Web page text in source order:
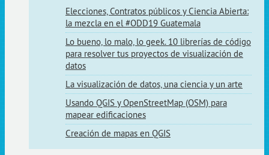
Elecciones, Contratos públicos y Ciencia Abierta:
la mezcla en el #ODD19 Guatemala
Lo bueno, lo malo, lo geek. 10 librerías de código
para resolver tus proyectos de visualización de
datos
La visualización de datos, una ciencia y un arte
Usando QGIS y OpenStreetMap (OSM) para
mapear edificaciones
Creación de mapas en QGIS